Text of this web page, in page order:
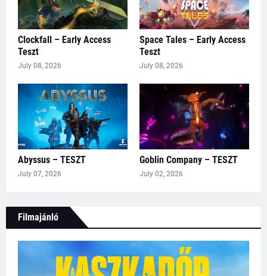
Clockfall – Early Access
Teszt
July 08, 2026
Space Tales – Early Access
Teszt
July 08, 2026
Abyssus – TESZT
July 07, 2026
Goblin Company – TESZT
July 02, 2026
Filmajánló